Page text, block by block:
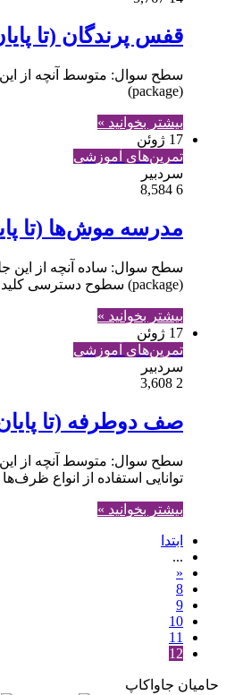
قفس پرندگان (تا
سطح سوال: متوسط آنچه از این
(package)
بیشتر بخوانید »
17 ژوئن
تمرین‌های آموزشی
سردبیر
6
مدرسه موش‌ها (تا
سطح سوال: ساده آنچه از این
(package) سطوح دسترسی کلیدواژه this
بیشتر بخوانید »
17 ژوئن
تمرین‌های آموزشی
سردبیر
2
صف دوطرفه (تا
سطح سوال: متوسط آنچه از این
توانایی استفاده از انواع
بیشتر بخوانید »
ابتدا
...
«
8
9
10
11
12
حامیان جاواکاپ